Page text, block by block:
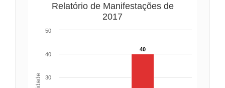
Relatório de Manifestações de
2017
40
30
40
50